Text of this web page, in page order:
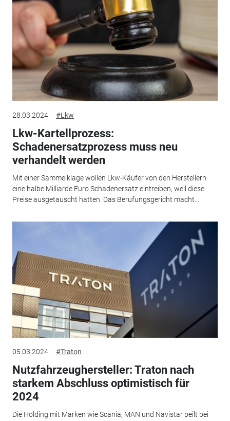
28.03.2024 #Lkw
Lkw-Kartellprozess:
Schadenersatzprozess muss neu
verhandelt werden
Mit einer Sammelklage wollen Lkw-Käufer von den Herstellern
eine halbe Milliarde Euro Schadenersatz eintreiben, weil diese
Preise ausgetauscht hatten. Das Berufungsgericht macht...
05.03.2024 #Traton
Nutzfahrzeughersteller: Traton nach
starkem Abschluss optimistisch für
2024
Die Holding mit Marken wie Scania, MAN und Navistar peilt bei